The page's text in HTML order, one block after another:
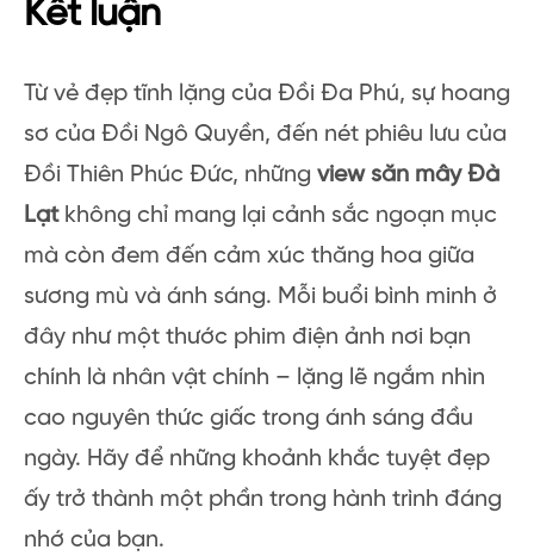
Kết luận
Từ vẻ đẹp tĩnh lặng của Đồi Đa Phú, sự hoang
sơ của Đồi Ngô Quyền, đến nét phiêu lưu của
Đồi Thiên Phúc Đức, những view săn mây Đà
Lạtkhông chỉ mang lại cảnh sắc ngoạn mục
mà còn đem đến cảm xúc thăng hoa giữa
sương mù và ánh sáng. Mỗi buổi bình minh ở
đây như một thước phim điện ảnh nơi bạn
chính là nhân vật chính – lặng lẽ ngắm nhìn
cao nguyên thức giấc trong ánh sáng đầu
ngày. Hãy để những khoảnh khắc tuyệt đẹp
ấy trở thành một phần trong hành trình đáng
nhớ của bạn.